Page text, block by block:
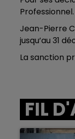
LE
Professionnel.
Jean-Pierre
jusqu’au 31
La sanction
FIL